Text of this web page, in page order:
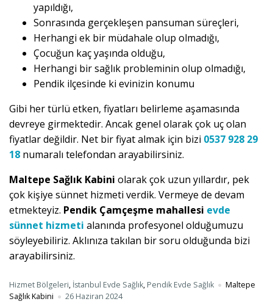
yapıldığı,
Sonrasında gerçekleşen pansuman süreçleri,
Herhangi ek bir müdahale olup olmadığı,
Çocuğun kaç yaşında olduğu,
Herhangi bir sağlık probleminin olup olmadığı,
Pendik ilçesinde ki evinizin konumu
Gibi her türlü etken, fiyatları belirleme aşamasında
devreye girmektedir. Ancak genel olarak çok uç olan
fiyatlar değildir. Net bir fiyat almak için bizi 0537 928 29
18 numaralı telefondan arayabilirsiniz.
Maltepe Sağlık Kabini olarak çok uzun yıllardır, pek
çok kişiye sünnet hizmeti verdik. Vermeye de devam
etmekteyiz. Pendik Çamçeşme mahallesi evde
sünnet hizmeti alanında profesyonel olduğumuzu
söyleyebiliriz. Aklınıza takılan bir soru olduğunda bizi
arayabilirsiniz.
Hizmet Bölgeleri, İstanbul Evde Sağlık, Pendik Evde Sağlık
Maltepe
Sağlık Kabini
26 Haziran 2024